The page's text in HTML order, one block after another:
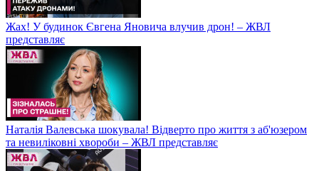
Жах! У будинок Євгена Яновича влучив дрон! – ЖВЛ
представляє
Наталія Валевська шокувала! Відверто про життя з аб'юзером
та невиліковні хвороби – ЖВЛ представляє